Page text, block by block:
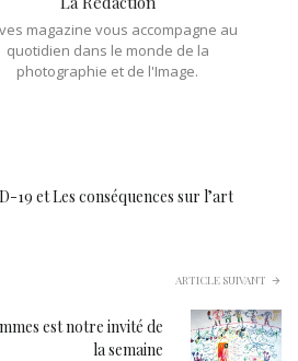
magazine vous accompagne au
quotidien dans le monde de la
photographie et de l'Image.
19 et Les conséquences sur l’art
ARTICLE SUIVANT
est notre invité de
la semaine